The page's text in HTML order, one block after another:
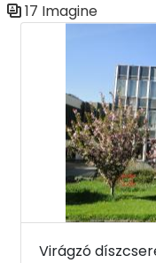
17 Imagine